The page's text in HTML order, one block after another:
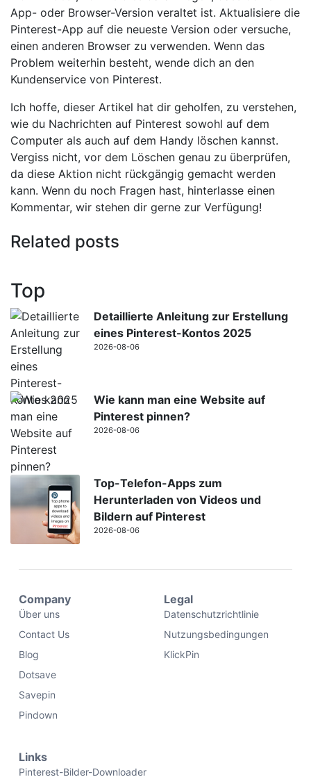
App- oder Browser-Version veraltet ist. Aktualisiere die
Pinterest-App auf die neueste Version oder versuche,
einen anderen Browser zu verwenden. Wenn das
Problem weiterhin besteht, wende dich an den
Kundenservice von Pinterest.
Ich hoffe, dieser Artikel hat dir geholfen, zu verstehen,
wie du Nachrichten auf Pinterest sowohl auf dem
Computer als auch auf dem Handy löschen kannst.
Vergiss nicht, vor dem Löschen genau zu überprüfen,
da diese Aktion nicht rückgängig gemacht werden
kann. Wenn du noch Fragen hast, hinterlasse einen
Kommentar, wir stehen dir gerne zur Verfügung!
Related posts
Top
Detaillierte Anleitung zur Erstellung
eines Pinterest-Kontos 2025
2026-08-06
Wie kann man eine Website auf
Pinterest pinnen?
2026-08-06
Top-Telefon-Apps zum
Herunterladen von Videos und
Bildern auf Pinterest
2026-08-06
Company
Über uns
Contact Us
Blog
Dotsave
Savepin
Pindown
Legal
Datenschutzrichtlinie
Nutzungsbedingungen
KlickPin
Links
Pinterest-Bilder-Downloader